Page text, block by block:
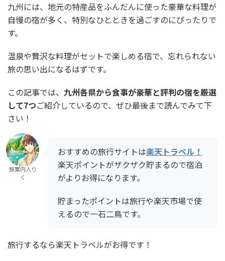
九州には、地元の特産品をふんだんに使った豪華な料理が
自慢の宿が多く、特別なひとときを過ごすのにぴったりで
す。
温泉や贅沢な料理がセットで楽しめる宿で、忘れられない
旅の思い出になるはずです。
この記事では、 九州各県から食事が豪華と評判の宿を厳選
して7つご紹介しているので、ぜひ最後まで読んでみて下
さい！
旅案内人り
く
おすすめの旅行サイトは楽天トラベル！
楽天ポイントがザクザク貯まるので宿泊
がよりお得になります。
貯まったポイントは旅行や楽天市場で使
えるので一石二鳥です。
旅行するなら楽天トラベルがお得です！